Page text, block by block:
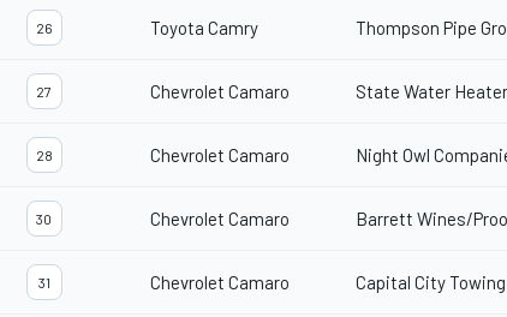
26 Toyota Camry Thompson Pipe
27 Chevrolet Camaro State Water
28 Chevrolet Camaro Night Owl
30 Chevrolet Camaro Barrett Wines/
31 Chevrolet Camaro Capital City Towing